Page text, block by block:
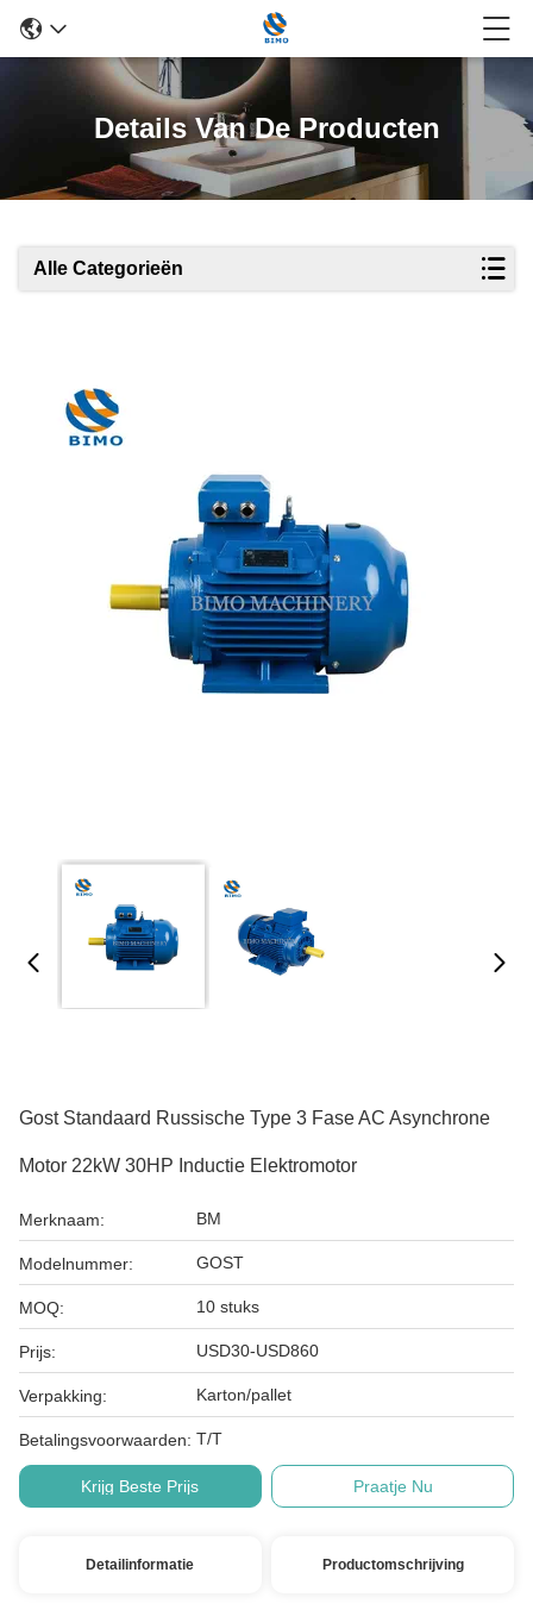
Details Van De Producten
Alle Categorieën
Gost Standaard Russische Type 3 Fase AC Asynchrone
Motor 22kW 30HP Inductie Elektromotor
Merknaam: BM
Modelnummer: GOST
MOQ: 10 stuks
Prijs: USD30-USD860
Verpakking: Karton/pallet
Betalingsvoorwaarden: T/T
Krijg Beste Prijs Praatje Nu
Detailinformatie Productomschrijving